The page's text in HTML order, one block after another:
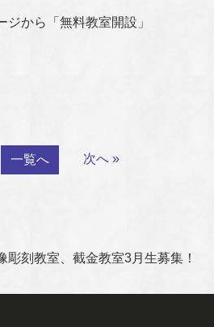
ジから「無料教室開設」
一覧へ 次へ »
彫刻教室、截金教室3月生募集！